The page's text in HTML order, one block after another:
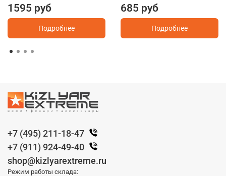
1595 руб
Подробнее
685 руб
Подробнее
+7 (495) 211-18-47
+7 (911) 924-49-40
shop@kizlyarextreme.ru
Режим работы склада: